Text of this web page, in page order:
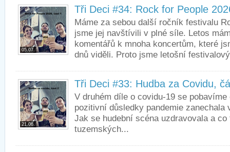
05.07.
Tři Deci #34: Rock for People
Máme za sebou další ročník festivalu
jsme jej navštívili v plné síle. Letos
komentářů k mnoha koncertům, které
dnů viděli. Proto jsme letošní
21.06.
Tři Deci #33: Hudba za Covidu,
V druhém díle o covidu-19 se
pozitivní důsledky pandemie
Jak se hudební scéna uzdravovala a
tuzemských...